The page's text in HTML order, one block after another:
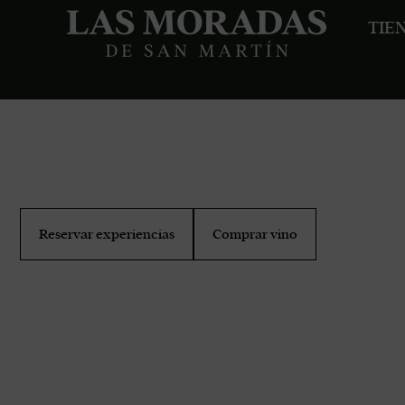
Reservar experiencias Comprar vino